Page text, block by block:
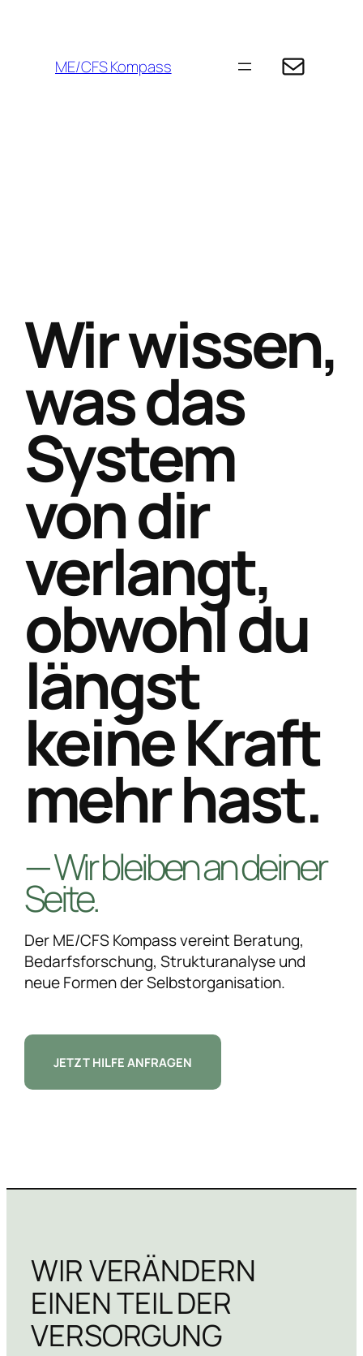
springenME/CFS Kompass E-Mail
Wir wissen,
was das
System
von dir
verlangt,
obwohl du
längst
keine Kraft
mehr hast.
— Wir bleiben an deiner
Seite.
Der ME/CFS Kompass vereint Beratung,
Bedarfsforschung, Strukturanalyse und
neue Formen der Selbstorganisation.
JETZT HILFE ANFRAGEN
WIR VERÄNDERN
EINEN TEIL DER
VERSORGUNG